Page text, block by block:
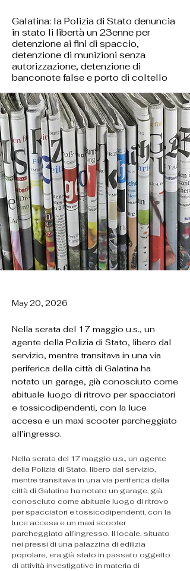
Galatina: la Polizia di Stato denuncia
in stato li libertà un 23enne per
detenzione ai fini di spaccio,
detenzione di munizioni senza
autorizzazione, detenzione di
banconote false e porto di coltello
May 20, 2026
Nella serata del 17 maggio u.s., un
agente della Polizia di Stato, libero dal
servizio, mentre transitava in una via
periferica della città di Galatina ha
notato un garage, già conosciuto come
abituale luogo di ritrovo per spacciatori
e tossicodipendenti, con la luce
accesa e un maxi scooter parcheggiato
all’ingresso.
Nella serata del 17 maggio u.s., un agente
della Polizia di Stato, libero dal servizio,
mentre transitava in una via periferica della
città di Galatina ha notato un garage, già
conosciuto come abituale luogo di ritrovo
per spacciatori e tossicodipendenti, con la
luce accesa e un maxi scooter
parcheggiato all’ingresso. Il locale, situato
nei pressi di una palazzina di edilizia
popolare, era già stato in passato oggetto
di attività investigative in materia di